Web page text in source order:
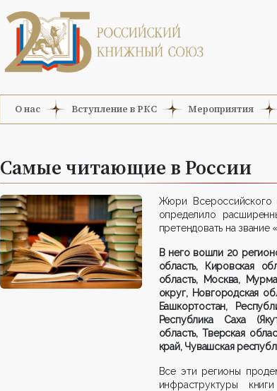
О нас Вступление в РКС Мероприятия
Самые читающие в России
Жюри Всероссийского
определило
претендовать на
В него вошли 20
область, Кировская
область, Москва,
округ, Новгородская
Башкортостан,
Республика Саха
область, Тверская
край, Чувашская
Все эти регионы
инфраструктуры